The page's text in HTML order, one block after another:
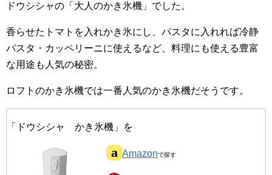
ドウシシャの「大人のかき氷機」でした。
香らせたトマトを入れかき氷にし、パスタに入れれば冷静
パスタ・カッペリーニに使えるなど、料理にも使える豊富
な用途も人気の秘密。
ロフトのかき氷機では一番人気のかき氷機だそうです。
「ドウシシャ かき氷機」を
Amazon